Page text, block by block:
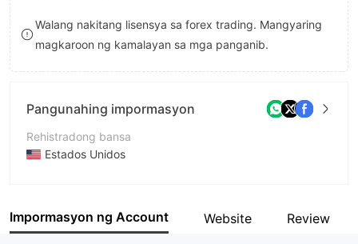
8
9
Walang nakitang lisensya sa forex trading. Mangyaring
magkaroon ng kamalayan sa mga panganib.
Pangunahing impormasyon
Rehistradong bansa
Estados Unidos
Kumpanya
Impormasyon ng Account Website Review